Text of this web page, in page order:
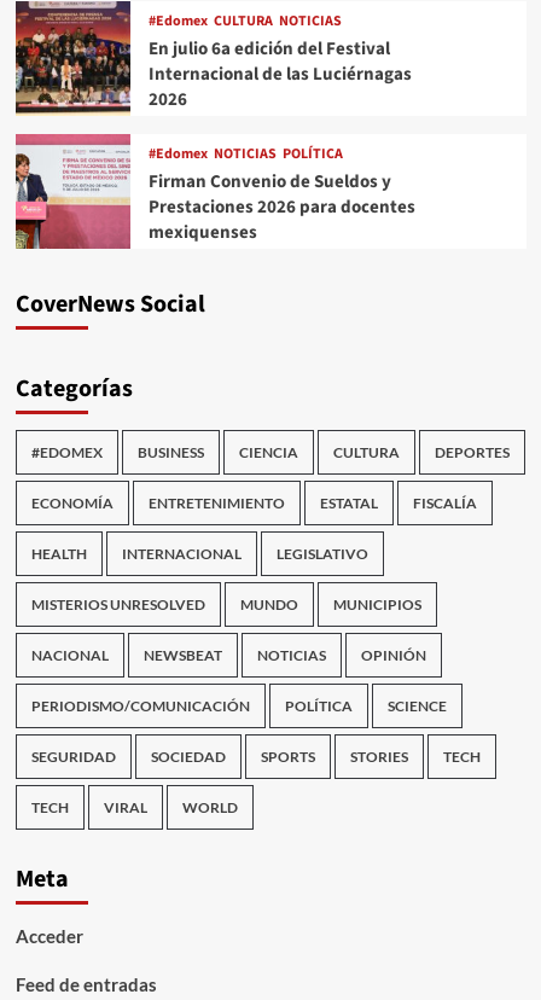
#Edomex CULTURA NOTICIAS
En julio 6a edición del Festival
Internacional de las Luciérnagas
2026
#Edomex NOTICIAS POLÍTICA
Firman Convenio de Sueldos y
Prestaciones 2026 para docentes
mexiquenses
CoverNews Social
Categorías
#EDOMEX BUSINESS CIENCIA CULTURA DEPORTES
ECONOMÍA ENTRETENIMIENTO ESTATAL FISCALÍA
HEALTH INTERNACIONAL LEGISLATIVO
MISTERIOS UNRESOLVED MUNDO MUNICIPIOS
NACIONAL NEWSBEAT NOTICIAS OPINIÓN
PERIODISMO/COMUNICACIÓN POLÍTICA SCIENCE
SEGURIDAD SOCIEDAD SPORTS STORIES TECH
TECH VIRAL WORLD
Meta
Acceder
Feed de entradas